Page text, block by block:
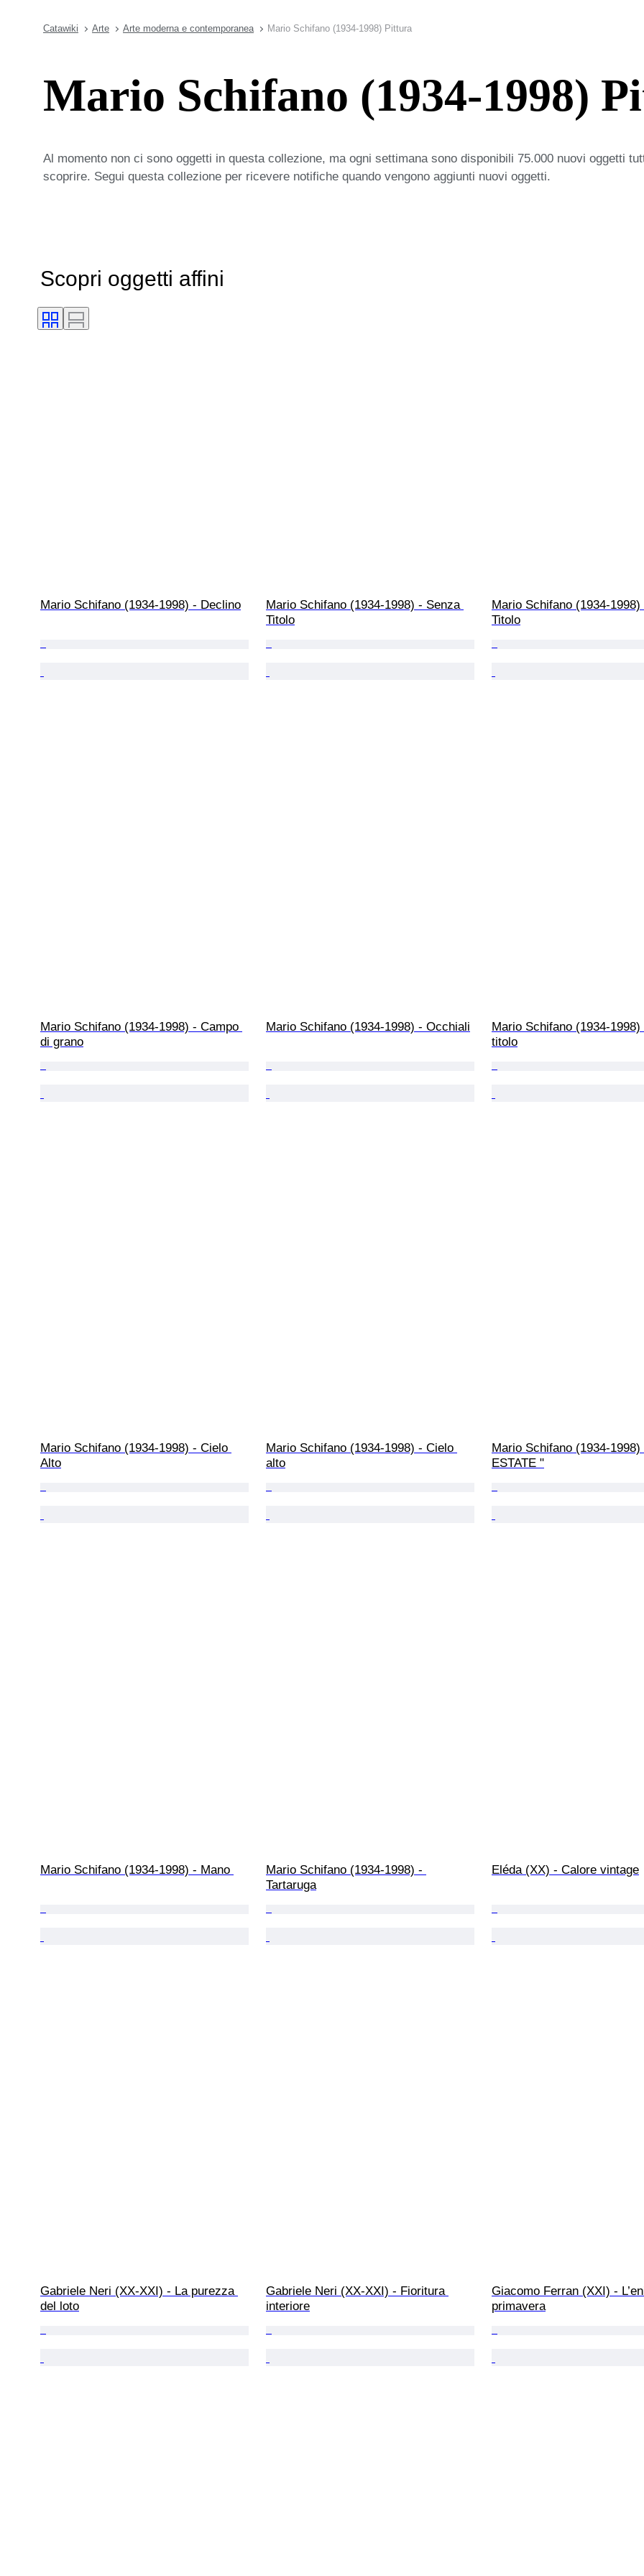
Catawiki Arte Arte moderna e contemporanea Mario Schifano (1934-1998) Pittura
Mario Schifano (1934-1998)
Al momento non ci sono oggetti in questa collezione, ma ogni settimana sono disponibili 75.000 nuovi oggetti
scoprire. Segui questa collezione per ricevere notifiche quando vengono aggiunti nuovi oggetti.
Scopri oggetti affini
Mario Schifano (1934-1998) - Declino
Mario Schifano (1934-1998) - Senza
Titolo
Mario Schifano (1934-
Titolo
Mario Schifano (1934-1998) - Campo
di grano
Mario Schifano (1934-1998) - Occhiali
Mario Schifano (1934-
titolo
Mario Schifano (1934-1998) - Cielo
Alto
Mario Schifano (1934-1998) - Cielo
alto
Mario Schifano (1934-1998)
ESTATE "
Mario Schifano (1934-1998) - Mano
Mario Schifano (1934-1998) -
Tartaruga
Eléda (XX) - Calore vintage
Gabriele Neri (XX-XXI) - La purezza
del loto
Gabriele Neri (XX-XXI) - Fioritura
interiore
Giacomo Ferran (XXI) -
primavera